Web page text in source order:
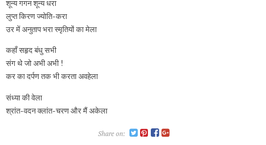
शून्य गगन शून्य धरा
लुप्त किरण ज्योति-करा
उर में अनुताप भरा स्मृतियों का मेला
कहाँ सहृद बंधु सभी
संग थे जो अभी अभी !
कर का दर्पण तक भी करता अवहेला
संध्या की वेला
श्रांत-वदन क्लांत-चरण और मैं अकेला
Share on: